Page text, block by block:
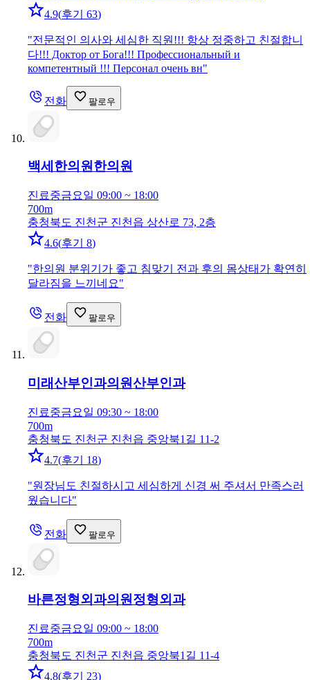
4.9(후기 63)
"전문적인 의사와 세심한 직원!!! 항상 정중하고 친절합니
다!!! Доктор от Бога!!! Профессиональный и
компетентный !!! Персонал очень вн"
전화 팔로우
백세한의원한의원
진료중금요일 09:00 ~ 18:00
700m
충청북도 진천군 진천읍 상산로 73, 2층
4.6(후기 8)
"한의원 분위기가 좋고 침맞기 전과 후의 몸상태가 확연히
달라짐을 느끼네요"
전화 팔로우
미래산부인과의원산부인과
진료중금요일 09:30 ~ 18:00
700m
충청북도 진천군 진천읍 중앙북1길 11-2
4.7(후기 18)
"원장님도 친절하시고 세심하게 신경 써 주셔서 만족스러
웠습니다"
전화 팔로우
바른정형외과의원정형외과
진료중금요일 09:00 ~ 18:00
700m
충청북도 진천군 진천읍 중앙북1길 11-4
4.8(후기 23)